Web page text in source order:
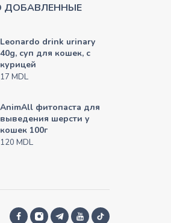
ДОБАВЛЕННЫЕ
Leonardo drink urinary
40g, суп для кошек, с
курицей
17 MDL
AnimAll фитопаста для
выведения шерсти у
кошек 100г
120 MDL